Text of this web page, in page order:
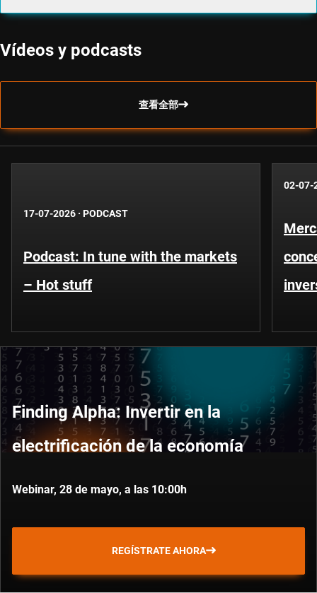
Vídeos y podcasts
查看全部
17-07-2026 · PODCAST
Podcast: In tune with the markets
– Hot stuff
02-07-
Finding Alpha: Invertir en la
electrificación de la economía
Webinar, 28 de mayo, a las 10:00h
REGÍSTRATE AHORA